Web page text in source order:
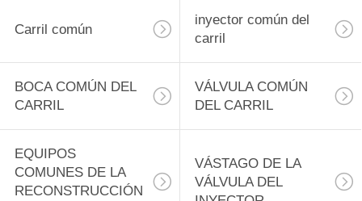
Carril común
inyector común del
carril
BOCA COMÚN DEL
CARRIL
VÁLVULA COMÚN
DEL CARRIL
EQUIPOS
COMUNES DE LA
RECONSTRUCCIÓN
VÁSTAGO DE LA
VÁLVULA DEL